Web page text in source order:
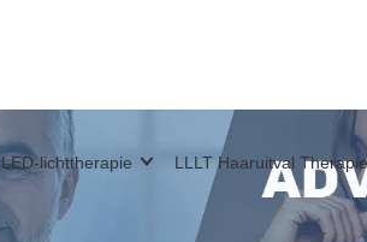
LED-lichttherapie LLLT Haaruitval Therapie